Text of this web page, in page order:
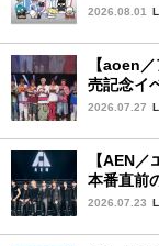
2026.08.01
【aoen
売記念イ
新たなハ
2026.07.27
【AEN
本番直前
ーケース
2026.07.23